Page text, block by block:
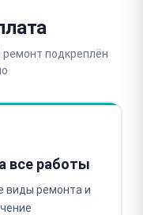
подкреплён
все работы
виды ремонта и